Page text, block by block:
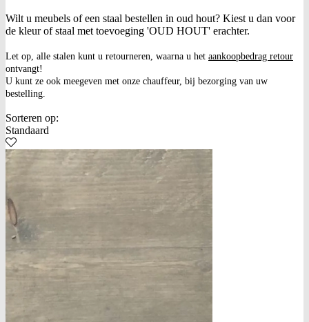
Wilt u meubels of een staal bestellen in oud hout? Kiest u dan voor
de kleur of staal met toevoeging 'OUD HOUT' erachter.
Let op, alle stalen kunt u retourneren, waarna u het aankoopbedrag retour
ontvangt!
U kunt ze ook meegeven met onze chauffeur, bij bezorging van uw
bestelling.
Sorteren op:
Standaard